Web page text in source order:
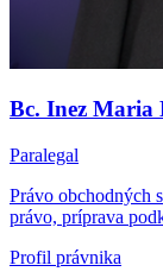
Bc. Inez Maria
Paralegal
Právo obchodných
právo, príprava
Profil právnika